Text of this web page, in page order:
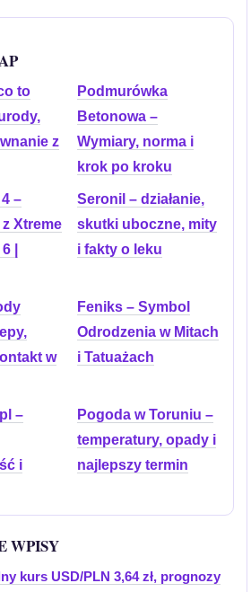
to
z
Podmurówka
Betonowa –
Wymiary, norma i
krok po kroku
–
Xtreme
|
Seronil – działanie,
skutki uboczne, mity
i fakty o leku
w
Feniks – Symbol
Odrodzenia w Mitach
i Tatuażach
–
i
Pogoda w Toruniu –
temperatury, opady i
najlepszy termin
WPISY
kurs USD/PLN 3,64 zł, prognozy